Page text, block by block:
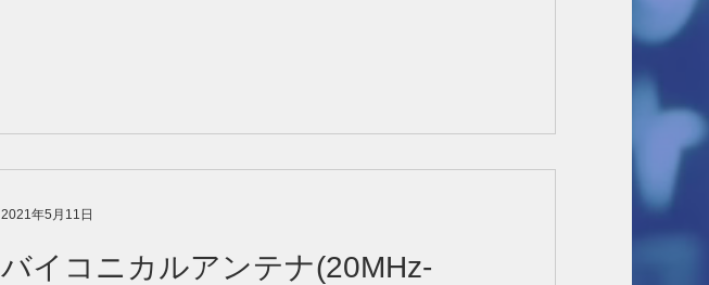
バイコニカルアンテナ(20MHz-
2021年5月11日